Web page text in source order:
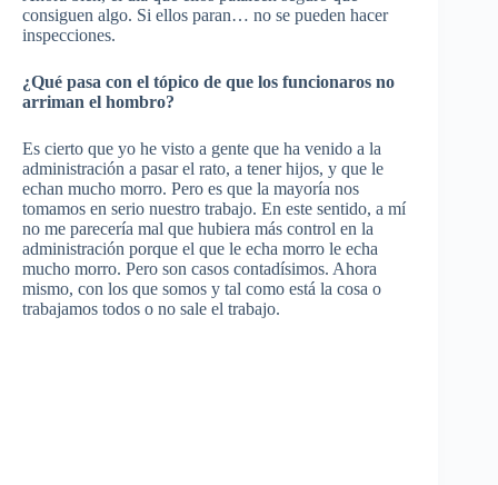
consiguen algo. Si ellos paran… no se pueden hacer
inspecciones.
¿Qué pasa con el tópico de que los funcionaros no
arriman el hombro?
Es cierto que yo he visto a gente que ha venido a la
administración a pasar el rato, a tener hijos, y que le
echan mucho morro. Pero es que la mayoría nos
tomamos en serio nuestro trabajo. En este sentido, a mí
no me parecería mal que hubiera más control en la
administración porque el que le echa morro le echa
mucho morro. Pero son casos contadísimos. Ahora
mismo, con los que somos y tal como está la cosa o
trabajamos todos o no sale el trabajo.